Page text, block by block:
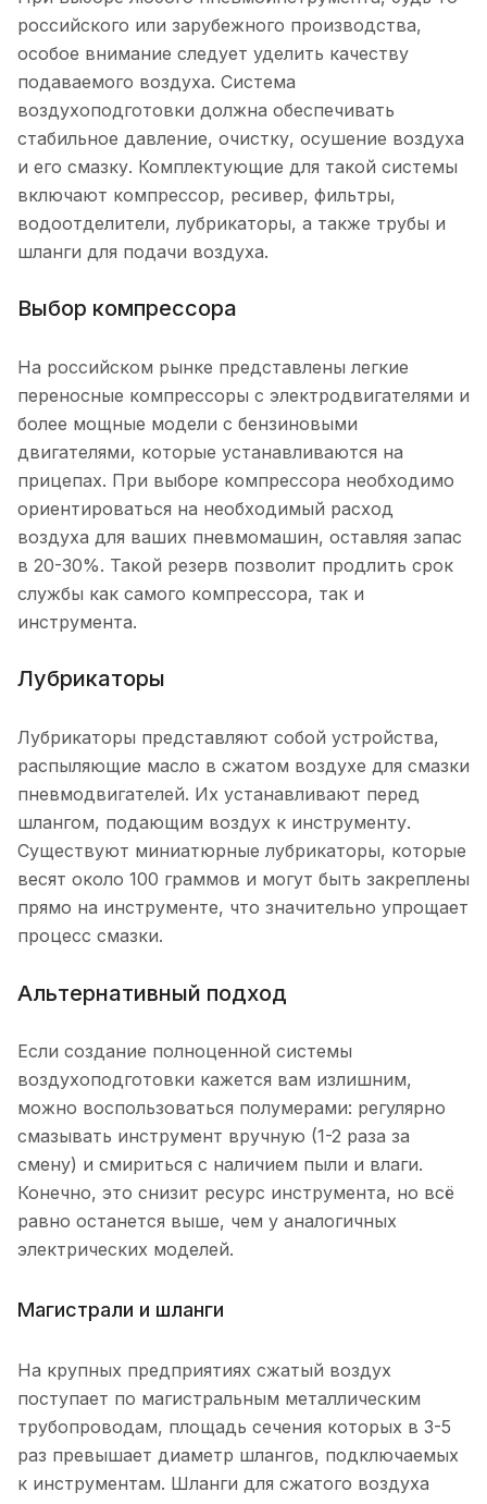
российского или зарубежного производства,
особое внимание следует уделить качеству
подаваемого воздуха. Система
воздухоподготовки должна обеспечивать
стабильное давление, очистку, осушение воздуха
и его смазку. Комплектующие для такой системы
включают компрессор, ресивер, фильтры,
водоотделители, лубрикаторы, а также трубы и
шланги для подачи воздуха.
Выбор компрессора
На российском рынке представлены легкие
переносные компрессоры с электродвигателями и
более мощные модели с бензиновыми
двигателями, которые устанавливаются на
прицепах. При выборе компрессора необходимо
ориентироваться на необходимый расход
воздуха для ваших пневмомашин, оставляя запас
в 20-30%. Такой резерв позволит продлить срок
службы как самого компрессора, так и
инструмента.
Лубрикаторы
Лубрикаторы представляют собой устройства,
распыляющие масло в сжатом воздухе для смазки
пневмодвигателей. Их устанавливают перед
шлангом, подающим воздух к инструменту.
Существуют миниатюрные лубрикаторы, которые
весят около 100 граммов и могут быть закреплены
прямо на инструменте, что значительно упрощает
процесс смазки.
Альтернативный подход
Если создание полноценной системы
воздухоподготовки кажется вам излишним,
можно воспользоваться полумерами: регулярно
смазывать инструмент вручную (1-2 раза за
смену) и смириться с наличием пыли и влаги.
Конечно, это снизит ресурс инструмента, но всё
равно останется выше, чем у аналогичных
электрических моделей.
Магистрали и шланги
На крупных предприятиях сжатый воздух
поступает по магистральным металлическим
трубопроводам, площадь сечения которых в 3-5
раз превышает диаметр шлангов, подключаемых
к инструментам. Шланги для сжатого воздуха